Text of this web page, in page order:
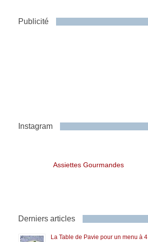
Publicité
Instagram
Assiettes Gourmandes
Derniers articles
La Table de Pavie pour un menu à 4